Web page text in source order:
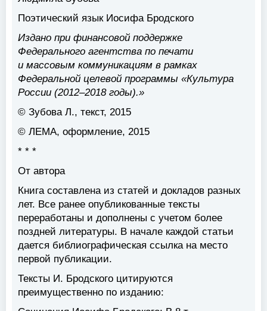
Поэтический язык Иосифа Бродского
Издано при финансовой поддержке
Федерального агентства по печати
и массовым коммуникациям в рамках
Федеральной целевой программы «Культура
России (2012–2018 годы).»
© Зубова Л., текст, 2015
© ЛЕМА, оформление, 2015
* * *
От автора
Книга составлена из статей и докладов разных
лет. Все ранее опубликованные тексты
переработаны и дополнены с учетом более
поздней литературы. В начале каждой статьи
дается библиографическая ссылка на место
первой публикации.
Тексты И. Бродского цитируются
преимущественно по изданию: